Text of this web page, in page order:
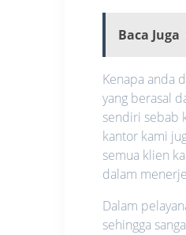
Baca Juga
Kenapa anda
yang berasal
sendiri sebab
kantor kami
semua klien
dalam
Dalam
sehingga